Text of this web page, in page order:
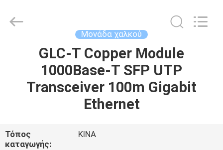
ΠΡΟΪΌΝΤΑ
ΕΜΕΊΣ
Rights
Μονάδα χαλκού
GLC-T Copper Module
1000Base-T SFP UTP
Transceiver 100m Gigabit
Ethernet
Τόπος
καταγωγής:
ΚΙΝΑ